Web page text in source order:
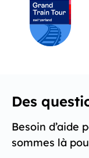
Des
Besoin d’aide
sommes là